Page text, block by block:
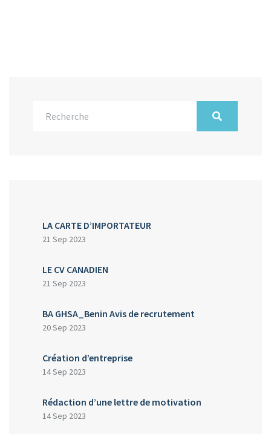
LA CARTE D’IMPORTATEUR
21 Sep 2023
LE CV CANADIEN
21 Sep 2023
BA GHSA_Benin Avis de recrutement
20 Sep 2023
Création d’entreprise
14 Sep 2023
Rédaction d’une lettre de motivation
14 Sep 2023